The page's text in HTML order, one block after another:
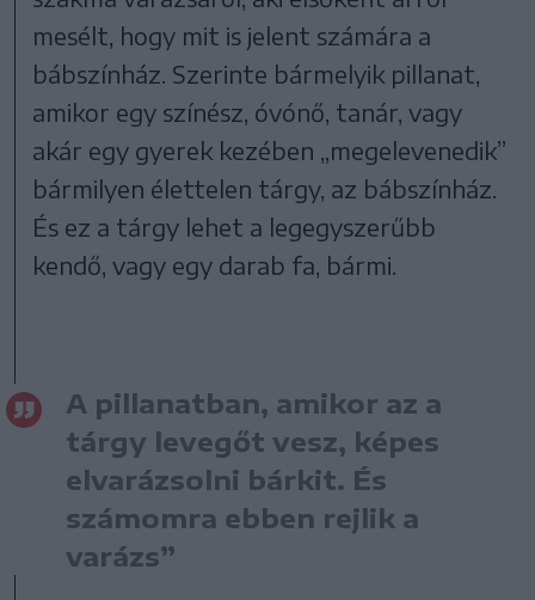
mesélt, hogy mit is jelent számára a
bábszínház. Szerinte bármelyik pillanat,
amikor egy színész, óvónő, tanár, vagy
akár egy gyerek kezében „megelevenedik”
bármilyen élettelen tárgy, az bábszínház.
És ez a tárgy lehet a legegyszerűbb
kendő, vagy egy darab fa, bármi.
A pillanatban, amikor az a
tárgy levegőt vesz, képes
elvarázsolni bárkit. És
számomra ebben rejlik a
varázs”